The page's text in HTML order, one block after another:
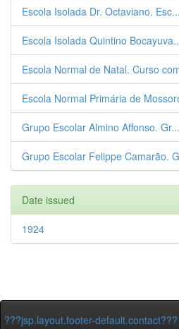
Escola Isolada Dr. Octaviano. Esc...
Escola Isolada Quintino
Escola Normal de Natal. Curso
Escola Normal Primária de
Grupo Escolar Almino Affonso. Gr...
Grupo Escolar Felippe Camarão.
Date issued
1924
???jsp.layout.footer-default.contact???